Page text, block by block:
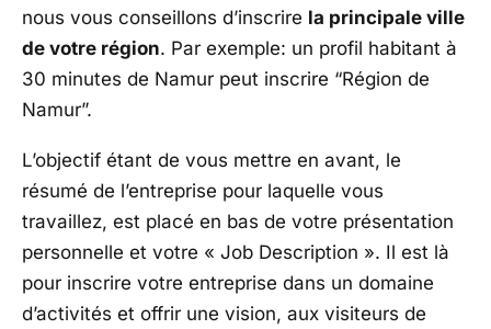
nous vous conseillons d’inscrire la principale ville
de votre région. Par exemple: un profil habitant à
30 minutes de Namur peut inscrire “Région de
Namur”.
L’objectif étant de vous mettre en avant, le
résumé de l’entreprise pour laquelle vous
travaillez, est placé en bas de votre présentation
personnelle et votre « Job Description ». Il est là
pour inscrire votre entreprise dans un domaine
d’activités et offrir une vision, aux visiteurs de